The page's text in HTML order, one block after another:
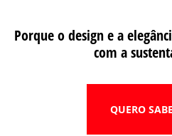
Porque o design e a
com a
QUERO